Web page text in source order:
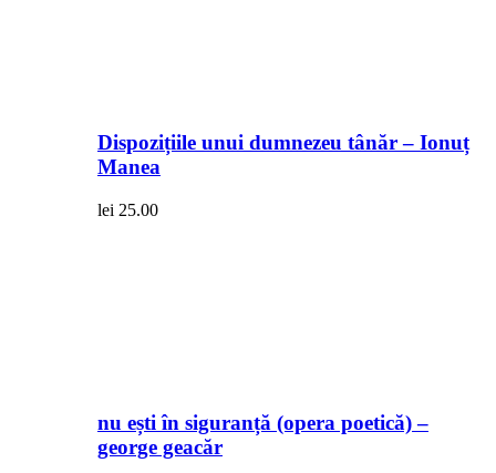
Dispozițiile unui dumnezeu tânăr – Ionuț
Manea
lei 25.00
nu ești în siguranță (opera poetică) –
george geacăr